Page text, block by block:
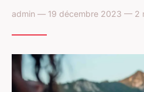
admin — 19 décembre 2023 — 2